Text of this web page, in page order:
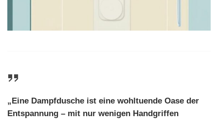
„Eine Dampfdusche ist eine wohltuende Oase der
Entspannung – mit nur wenigen Handgriffen